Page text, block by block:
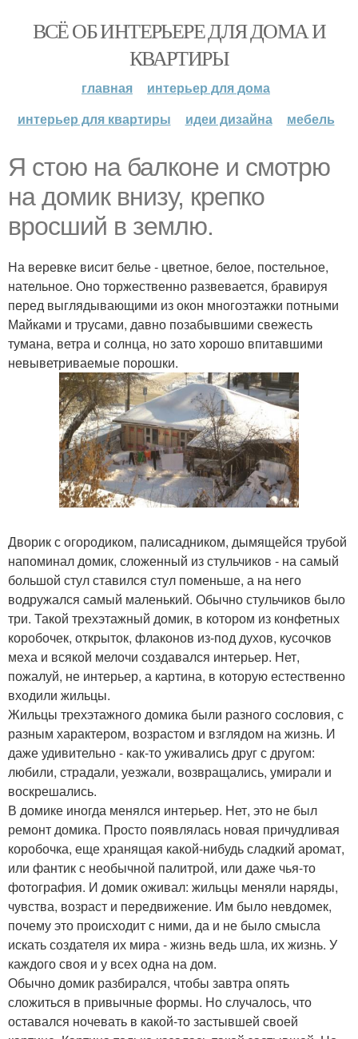
ВСЁ ОБ ИНТЕРЬЕРЕ ДЛЯ ДОМА И
КВАРТИРЫ
главная
интерьер для дома
интерьер для квартиры
идеи дизайна мебель
Я стою на балконе и смотрю
на домик внизу, крепко
вросший в землю.
На веревке висит белье - цветное, белое, постельное,
нательное. Оно торжественно развевается, бравируя
перед выглядывающими из окон многоэтажки потными
Майками и трусами, давно позабывшими свежесть
тумана, ветра и солнца, но зато хорошо впитавшими
невыветриваемые порошки.
Дворик с огородиком, палисадником, дымящейся трубой
напоминал домик, сложенный из стульчиков - на самый
большой стул ставился стул поменьше, а на него
водружался самый маленький. Обычно стульчиков было
три. Такой трехэтажный домик, в котором из конфетных
коробочек, открыток, флаконов из-под духов, кусочков
меха и всякой мелочи создавался интерьер. Нет,
пожалуй, не интерьер, а картина, в которую естественно
входили жильцы.
Жильцы трехэтажного домика были разного сословия, с
разным характером, возрастом и взглядом на жизнь. И
даже удивительно - как-то уживались друг с другом:
любили, страдали, уезжали, возвращались, умирали и
воскрешались.
В домике иногда менялся интерьер. Нет, это не был
ремонт домика. Просто появлялась новая причудливая
коробочка, еще хранящая какой-нибудь сладкий аромат,
или фантик с необычной палитрой, или даже чья-то
фотография. И домик оживал: жильцы меняли наряды,
чувства, возраст и передвижение. Им было невдомек,
почему это происходит с ними, да и не было смысла
искать создателя их мира - жизнь ведь шла, их жизнь. У
каждого своя и у всех одна на дом.
Обычно домик разбирался, чтобы завтра опять
сложиться в привычные формы. Но случалось, что
оставался ночевать в какой-то застывшей своей